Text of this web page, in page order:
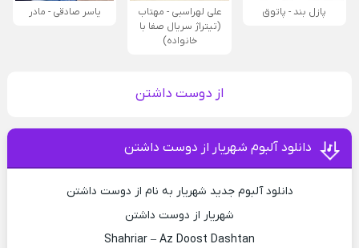
پازل بند - پاتوق
علی لهراسبی - مهتاب
(تیتراژ سریال صفا با
خانواده)
یاسر صادقی - مادر
از دوست داشتن
دانلود آلبوم شهریار از دوست داشتن
دانلود آلبوم جدید شهریار به نام از دوست داشتن
شهریار از دوست داشتن
Shahriar – Az Doost Dashtan